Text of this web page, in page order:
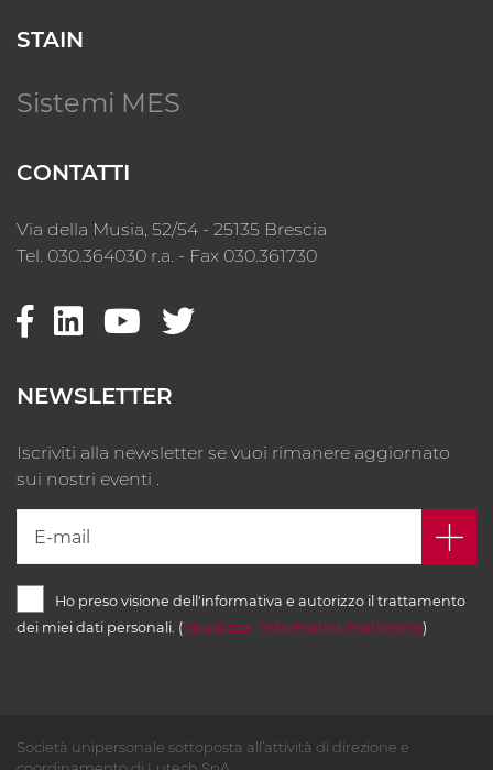
STAIN
Sistemi MES
CONTATTI
Via della Musia, 52/54 - 25135 Brescia
Tel. 030.364030 r.a. - Fax 030.361730
NEWSLETTER
Iscriviti alla newsletter se vuoi rimanere aggiornato
sui nostri eventi .
Ho preso visione dell'informativa e autorizzo il trattamento
dei miei dati personali. (Visualizza l'informativa marketing)
Società unipersonale sottoposta all’attività di direzione e